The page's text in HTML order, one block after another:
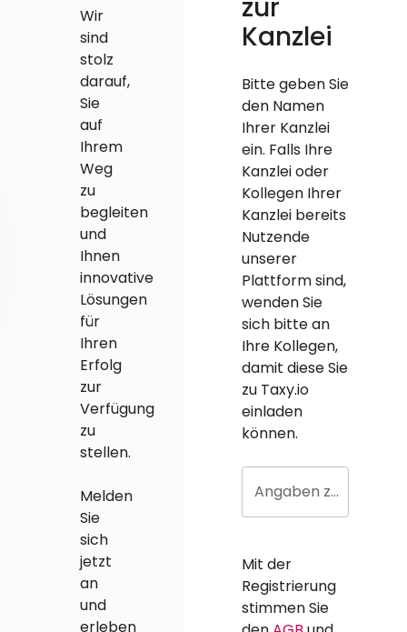
Wir
sind
stolz
darauf,
Sie
auf
Ihrem
Weg
zu
begleiten
und
Ihnen
innovative
Lösungen
für
Ihren
Erfolg
zur
Verfügung
zu
stellen.
Melden
Sie
sich
jetzt
an
und
erleben
zur
Kanzlei
Bitte geben Sie
den Namen
Ihrer Kanzlei
ein. Falls Ihre
Kanzlei oder
Kollegen Ihrer
Kanzlei bereits
Nutzende
unserer
Plattform sind,
wenden Sie
sich bitte an
Ihre Kollegen,
damit diese Sie
zu Taxy.io
einladen
können.
Angaben zur Kanzlei
Mit der
Registrierung
stimmen Sie